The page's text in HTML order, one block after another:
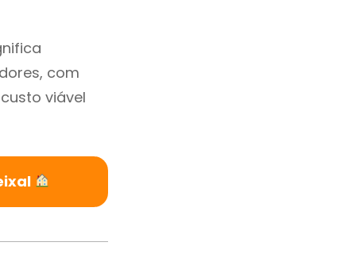
com
viável